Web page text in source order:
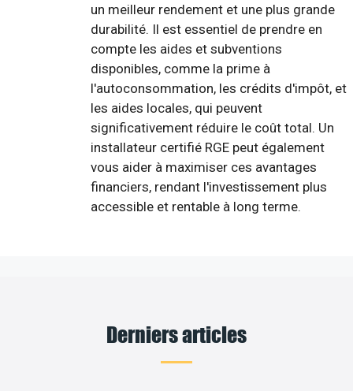
un meilleur rendement et une plus grande
durabilité. Il est essentiel de prendre en
compte les aides et subventions
disponibles, comme la prime à
l'autoconsommation, les crédits d'impôt, et
les aides locales, qui peuvent
significativement réduire le coût total. Un
installateur certifié RGE peut également
vous aider à maximiser ces avantages
financiers, rendant l'investissement plus
accessible et rentable à long terme.
Derniers articles